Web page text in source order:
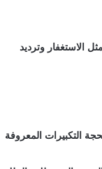
الاستغفار وترديد
التكبيرات المعروفة